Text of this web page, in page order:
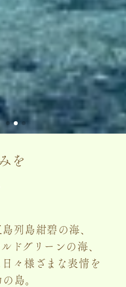
を
列島紺碧の海、
ドグリーンの海、
々様ざまな表情を
島。